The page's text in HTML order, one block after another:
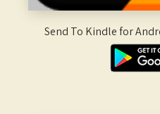
Send To Kindle for